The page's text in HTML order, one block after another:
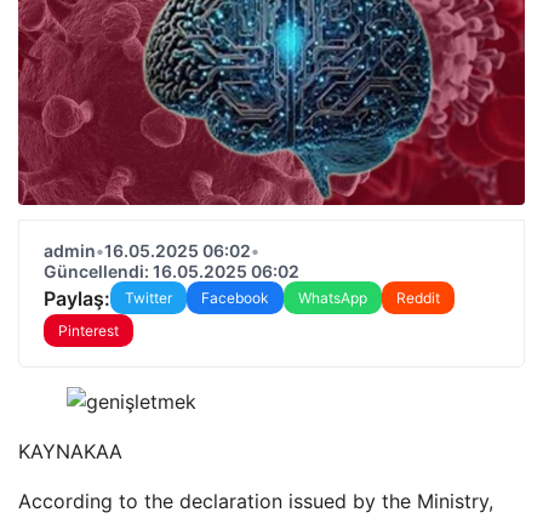
admin•16.05.2025 06:02•
Güncellendi: 16.05.2025 06:02
Paylaş: Twitter Facebook WhatsApp
Reddit
Pinterest
KAYNAKAA
According to the declaration issued by the Ministry,